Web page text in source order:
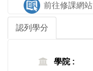
前往修課網站
認列學分
學院 :